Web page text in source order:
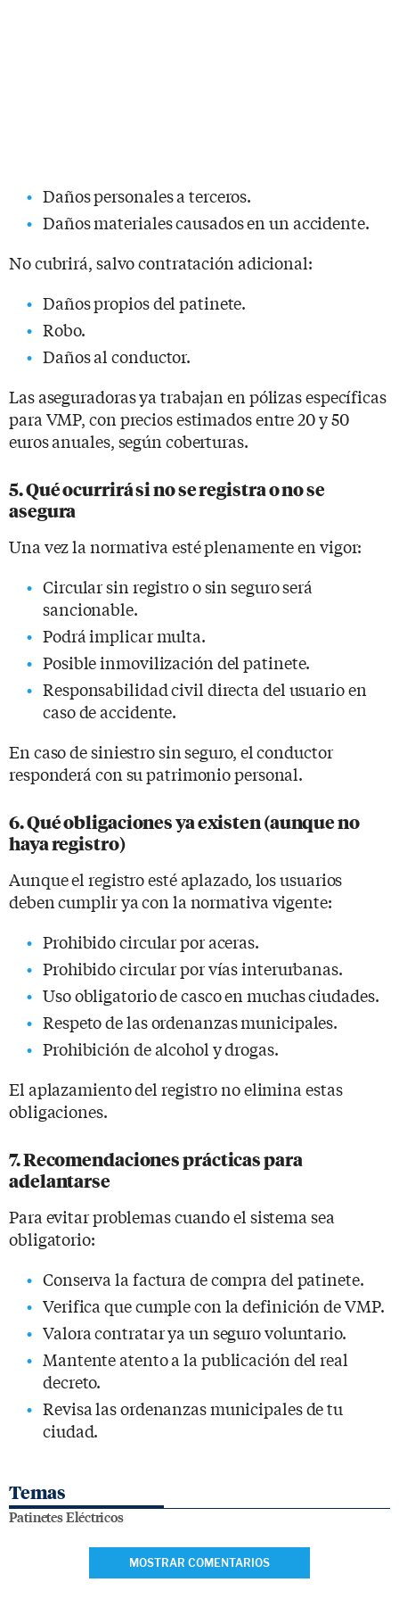
Daños personales a terceros.
Daños materiales causados en un accidente.
No cubrirá, salvo contratación adicional:
Daños propios del patinete.
Robo.
Daños al conductor.
Las aseguradoras ya trabajan en pólizas específicas
para VMP, con precios estimados entre 20 y 50
euros anuales, según coberturas.
5. Qué ocurrirá si no se registra o no se
asegura
Una vez la normativa esté plenamente en vigor:
Circular sin registro o sin seguro será
sancionable.
Podrá implicar multa.
Posible inmovilización del patinete.
Responsabilidad civil directa del usuario en
caso de accidente.
En caso de siniestro sin seguro, el conductor
responderá con su patrimonio personal.
6. Qué obligaciones ya existen (aunque no
haya registro)
Aunque el registro esté aplazado, los usuarios
deben cumplir ya con la normativa vigente:
Prohibido circular por aceras.
Prohibido circular por vías interurbanas.
Uso obligatorio de casco en muchas ciudades.
Respeto de las ordenanzas municipales.
Prohibición de alcohol y drogas.
El aplazamiento del registro no elimina estas
obligaciones.
7. Recomendaciones prácticas para
adelantarse
Para evitar problemas cuando el sistema sea
obligatorio:
Conserva la factura de compra del patinete.
Verifica que cumple con la definición de VMP.
Valora contratar ya un seguro voluntario.
Mantente atento a la publicación del real
decreto.
Revisa las ordenanzas municipales de tu
ciudad.
Temas
Patinetes Eléctricos
MOSTRAR COMENTARIOS